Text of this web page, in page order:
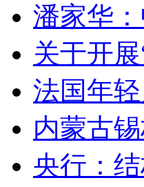
潘家华
关于开
法国年
内蒙古
央行：